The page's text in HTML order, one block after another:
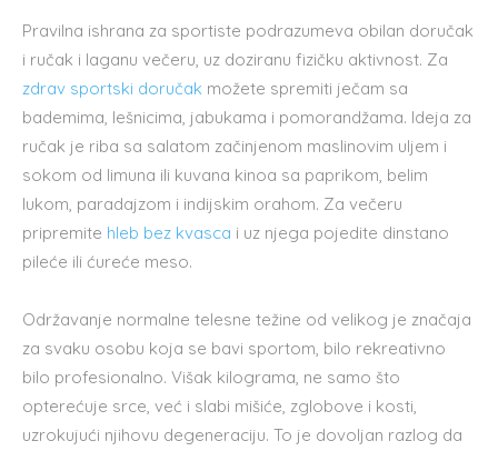
Pravilna ishrana za sportiste podrazumeva obilan doručak
i ručak i laganu večeru, uz doziranu fizičku aktivnost. Za
zdrav sportski doručak možete spremiti ječam sa
bademima, lešnicima, jabukama i pomorandžama. Ideja za
ručak je riba sa salatom začinjenom maslinovim uljem i
sokom od limuna ili kuvana kinoa sa paprikom, belim
lukom, paradajzom i indijskim orahom. Za večeru
pripremite hleb bez kvasca i uz njega pojedite dinstano
pileće ili ćureće meso.
Održavanje normalne telesne težine od velikog je značaja
za svaku osobu koja se bavi sportom, bilo rekreativno
bilo profesionalno. Višak kilograma, ne samo što
opterećuje srce, već i slabi mišiće, zglobove i kosti,
uzrokujući njihovu degeneraciju. To je dovoljan razlog da